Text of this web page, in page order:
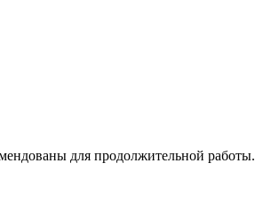
для продолжительной работы.